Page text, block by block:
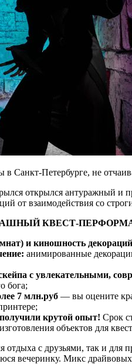
Санкт-Петербурге, не
открылся антуражный и
от взаимодействия со
КВЕСТ-
и киношность
анимированные
с увлекательными,
бога;
7 млн.руб — вы оцените
крутой опыт! Срок
объектов для
отдыха с друзьями, так и
вечеринку. Микс